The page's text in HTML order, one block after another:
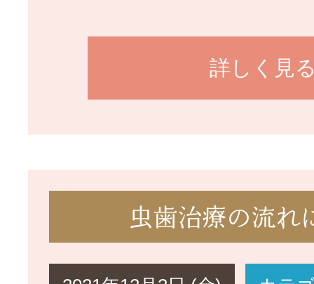
詳しく見
虫歯治療の流れ